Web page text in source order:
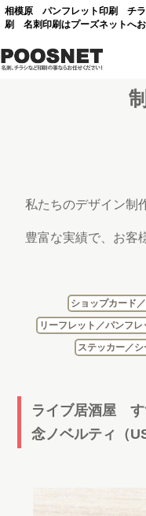
相模原 パンフレット印刷 チ
刷 名刺印刷はプーズネットへ
私たちのデザイン制
豊富な実績で、お客
ショップカード
リーフレット／パンフ
ステッカー／
ライブ居酒屋
念ノベルティ（